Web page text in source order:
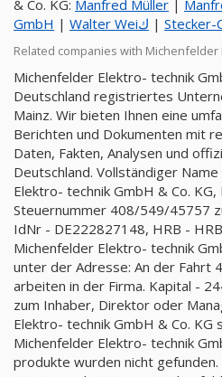
& Co. KG: Manfred Müller |
GmbH | Walter Weiك | Stecker-
Related companies with Michenfelder
Michenfelder Elektro- technik
Deutschland registriertes
Mainz. Wir bieten Ihnen eine
Berichten und Dokumenten mit
Daten, Fakten, Analysen und
Deutschland. Vollständiger
Elektro- technik GmbH & Co.
Steuernummer 408/549/45757
IdNr - DE222827148, HRB -
Michenfelder Elektro- technik
unter der Adresse: An der Fahrt
arbeiten in der Firma. Kapital -
zum Inhaber, Direktor oder
Elektro- technik GmbH & Co. KG
Michenfelder Elektro- technik
produkte wurden nicht gefunden.